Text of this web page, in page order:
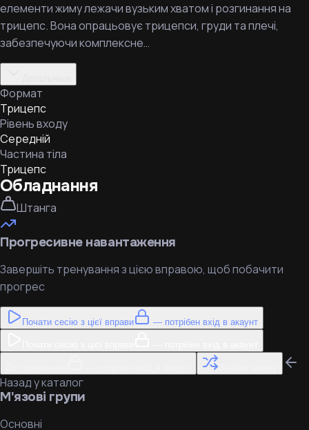
елементи жиму лежачи вузьким хватом і розгинання на
трицепс. Вона опрацьовує трицепси, груди та плечі,
забезпечуючи комплексне…
Формат
Трицепс
Рівень входу
Середній
Частина тіла
Трицепс
Обладнання
Штанга
Прогресивне навантаження
Завершіть тренування з цією вправою, щоб побачити
прогрес
Почати сесію з цієї вправи — потрібен вхід в акаунт
Назад у каталог
М'язові групи
Основні